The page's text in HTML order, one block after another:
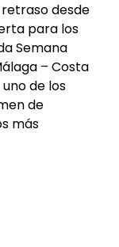
desde
para los
Semana
– Costa
de los
de
más